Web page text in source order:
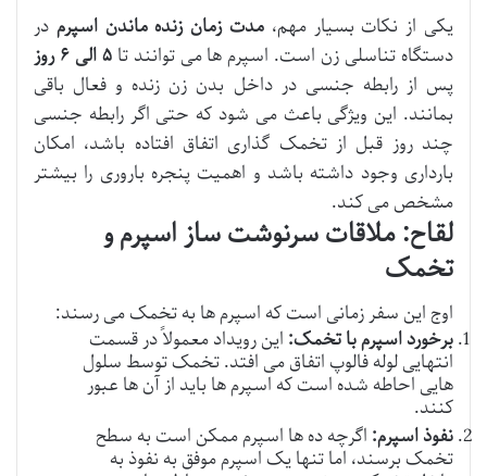
یکی از نکات بسیار مهم، مدت زمان زنده ماندن اسپرم در
دستگاه تناسلی زن است. اسپرم ها می توانند تا۵ الی ۶ روز
پس از رابطه جنسی در داخل بدن زن زنده و فعال باقی
بمانند. این ویژگی باعث می شود که حتی اگر رابطه جنسی
چند روز قبل از تخمک گذاری اتفاق افتاده باشد، امکان
بارداری وجود داشته باشد و اهمیت پنجره باروری را بیشتر
مشخص می کند.
لقاح: ملاقات سرنوشت ساز اسپرم و
تخمک
اوج این سفر زمانی است که اسپرم ها به تخمک می رسند:
برخورد اسپرم با تخمک: این رویداد معمولاً در قسمت
انتهایی لوله فالوپ اتفاق می افتد. تخمک توسط سلول
هایی احاطه شده است که اسپرم ها باید از آن ها عبور
کنند.
نفوذ اسپرم: اگرچه ده ها اسپرم ممکن است به سطح
تخمک برسند، اما تنها یک اسپرم موفق به نفوذ به